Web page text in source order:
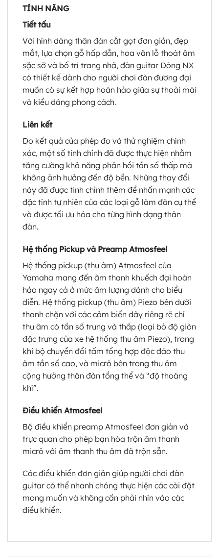
TÍNH NĂNG
Tiết tấu
Với hình dáng thân đàn cắt gọt đơn giản, đẹp
mắt, lựa chọn gỗ hấp dẫn, hoa văn lỗ thoát âm
sặc sỡ và bố trí trang nhã, đàn guitar Dòng NX
có thiết kế dành cho người chơi đàn đương đại
muốn có sự kết hợp hoàn hảo giữa sự thoải mái
và kiểu dáng phong cách.
Liên kết
Do kết quả của phép đo và thử nghiệm chính
xác, một số tinh chỉnh đã được thực hiện nhằm
tăng cường khả năng phản hồi tần số thấp mà
không ảnh hưởng đến độ bền. Những thay đổi
này đã được tinh chỉnh thêm để nhấn mạnh các
đặc tính tự nhiên của các loại gỗ làm đàn cụ thể
và được tối ưu hóa cho từng hình dạng thân
đàn.
Hệ thống Pickup và Preamp Atmosfeel
Hệ thống pickup (thu âm) Atmosfeel của
Yamaha mang đến âm thanh khuếch đại hoàn
hảo ngay cả ở mức âm lượng dành cho biểu
diễn. Hệ thống pickup (thu âm) Piezo bên dưới
thanh chặn với các cảm biến dây riêng rẽ chỉ
thu âm có tần số trung và thấp (loại bỏ độ giòn
đặc trưng của xe hệ thống thu âm Piezo), trong
khi bộ chuyển đổi tấm tổng hợp độc đáo thu
âm tần số cao, và micrô bên trong thu âm
cộng hưởng thân đàn tổng thể và “độ thoáng
khí”.
Điều khiển Atmosfeel
Bộ điều khiển preamp Atmosfeel đơn giản và
trực quan cho phép bạn hòa trộn âm thanh
micrô với âm thanh thu âm đã trộn sẵn.
Các điều khiển đơn giản giúp người chơi đàn
guitar có thể nhanh chóng thực hiện các cài đặt
mong muốn và không cần phải nhìn vào các
điều khiển.